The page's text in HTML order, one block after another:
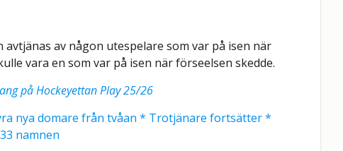
av någon utespelare som var på isen när
vara en som var på isen när förseelsen skedde.
på Hockeyettan Play 25/26
nya domare från tvåan * Trotjänare fortsätter *
namnen